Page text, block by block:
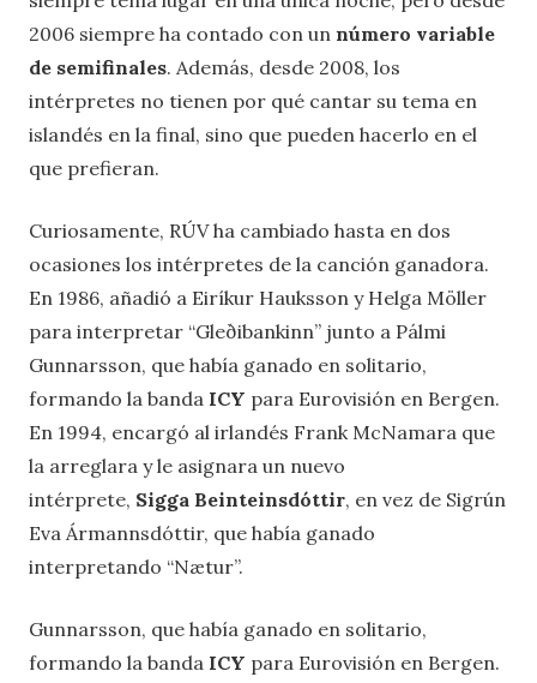
2006 siempre ha contado con un número variable
de semifinales. Además, desde 2008, los
intérpretes no tienen por qué cantar su tema en
islandés en la final, sino que pueden hacerlo en el
que prefieran.
Curiosamente, RÚV ha cambiado hasta en dos
ocasiones los intérpretes de la canción ganadora.
En 1986, añadió a Eiríkur Hauksson y Helga Möller
para interpretar “Gleðibankinn” junto a Pálmi
Gunnarsson, que había ganado en solitario,
formando la banda ICY para Eurovisión en Bergen.
En 1994, encargó al irlandés Frank McNamara que
la arreglara y le asignara un nuevo
intérprete, Sigga Beinteinsdóttir, en vez de Sigrún
Eva Ármannsdóttir, que había ganado
interpretando “Nætur”.
Gunnarsson, que había ganado en solitario,
formando la banda ICY para Eurovisión en Bergen.